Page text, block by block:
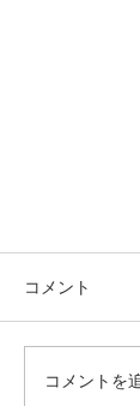
第41回
コメント
コメントを